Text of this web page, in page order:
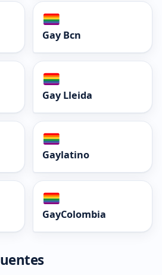
Gay Bcn
Gay Lleida
Gaylatino
GayColombia